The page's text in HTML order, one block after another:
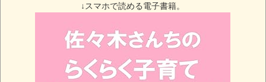
↓スマホで読める電子書籍。